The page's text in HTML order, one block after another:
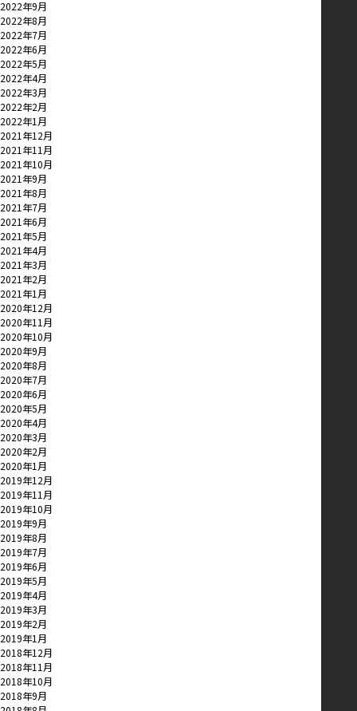
2022年9月
2022年8月
2022年7月
2022年6月
2022年5月
2022年4月
2022年3月
2022年2月
2022年1月
2021年12月
2021年11月
2021年10月
2021年9月
2021年8月
2021年7月
2021年6月
2021年5月
2021年4月
2021年3月
2021年2月
2021年1月
2020年12月
2020年11月
2020年10月
2020年9月
2020年8月
2020年7月
2020年6月
2020年5月
2020年4月
2020年3月
2020年2月
2020年1月
2019年12月
2019年11月
2019年10月
2019年9月
2019年8月
2019年7月
2019年6月
2019年5月
2019年4月
2019年3月
2019年2月
2019年1月
2018年12月
2018年11月
2018年10月
2018年9月